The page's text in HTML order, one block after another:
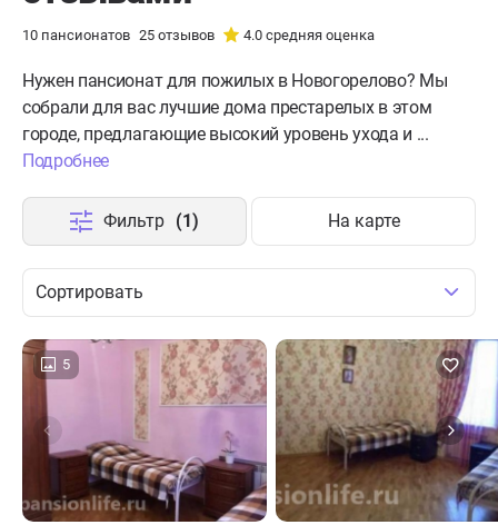
10 пансионатов 25 отзывов 4.0 средняя оценка
Нужен пансионат для пожилых в Новогорелово? Мы
собрали для вас лучшие дома престарелых в этом
городе, предлагающие высокий уровень ухода и ...
Подробнее
Сортировать
Фильтр (1) На карте
5